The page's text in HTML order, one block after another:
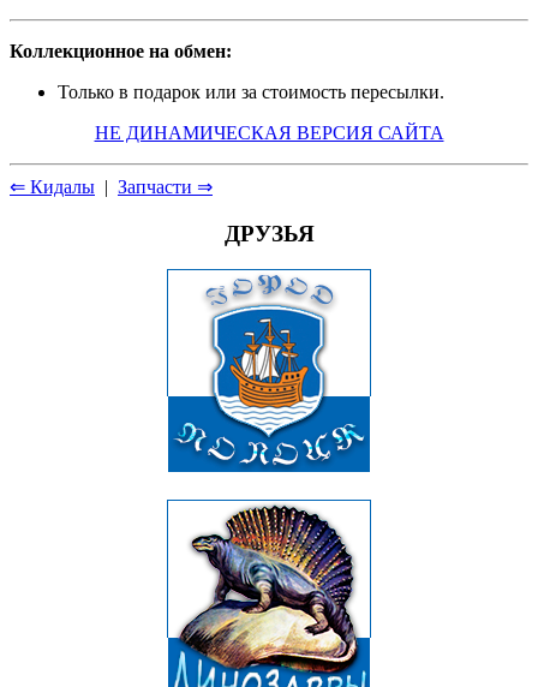
Коллекционное на обмен:
Только в подарок или за стоимость пересылки.
НЕ ДИНАМИЧЕСКАЯ ВЕРСИЯ САЙТА
⇐ Кидалы | Запчасти ⇒
ДРУЗЬЯ